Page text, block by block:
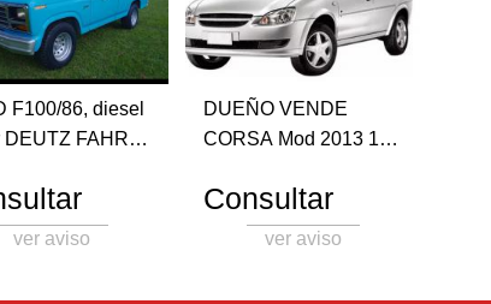
86, diesel
DEUTZ FAHR 4,
Toyota,
cristales
ver aviso
DUEÑO VENDE
CORSA Mod 2013 1.4,
km. Cel 388-6824224
Consultar
ver aviso